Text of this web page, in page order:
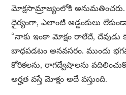
మోక్షసామ్రాజ్యంలోకి
ధైర్యంగా, ఎలాంటి అడ్డంకులు
“నాకు ఇంకా మోక్షం రాలేదే, దేవుడు
బాధపడటం అనవసరం. ముందు
కోరికలను, రాగద్వేషాలను
అర్హత వస్తే మోక్షం అదే వస్తుంది.